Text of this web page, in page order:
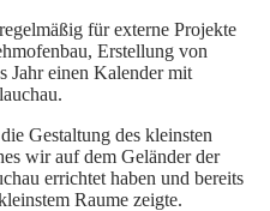
für externe Projekte
Erstellung von
Jahr einen Kalender mit
Gestaltung des kleinsten
wir auf dem Geländer der
errichtet haben und bereits
Raume zeigte.